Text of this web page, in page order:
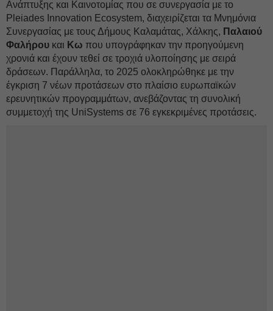
Ανάπτυξης και Καινοτομίας που σε συνεργασία με το
Pleiades Innovation Ecosystem, διαχειρίζεται τα Μνημόνια
Συνεργασίας με τους Δήμους Καλαμάτας, Χάλκης, Παλαιού
Φαλήρου και Κω που υπογράφηκαν την προηγούμενη
χρονιά και έχουν τεθεί σε τροχιά υλοποίησης με σειρά
δράσεων. Παράλληλα, το 2025 ολοκληρώθηκε με την
έγκριση 7 νέων προτάσεων στο πλαίσιο ευρωπαϊκών
ερευνητικών προγραμμάτων, ανεβάζοντας τη συνολική
συμμετοχή της UniSystems σε 76 εγκεκριμένες προτάσεις.